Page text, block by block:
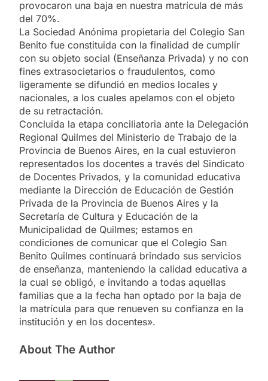
provocaron una baja en nuestra matrícula de más
del 70%.
La Sociedad Anónima propietaria del Colegio San
Benito fue constituida con la finalidad de cumplir
con su objeto social (Enseñanza Privada) y no con
fines extrasocietarios o fraudulentos, como
ligeramente se difundió en medios locales y
nacionales, a los cuales apelamos con el objeto
de su retractación.
Concluida la etapa conciliatoria ante la Delegación
Regional Quilmes del Ministerio de Trabajo de la
Provincia de Buenos Aires, en la cual estuvieron
representados los docentes a través del Sindicato
de Docentes Privados, y la comunidad educativa
mediante la Dirección de Educación de Gestión
Privada de la Provincia de Buenos Aires y la
Secretaría de Cultura y Educación de la
Municipalidad de Quilmes; estamos en
condiciones de comunicar que el Colegio San
Benito Quilmes continuará brindado sus servicios
de enseñanza, manteniendo la calidad educativa a
la cual se obligó, e invitando a todas aquellas
familias que a la fecha han optado por la baja de
la matrícula para que renueven su confianza en la
institución y en los docentes».
About The Author